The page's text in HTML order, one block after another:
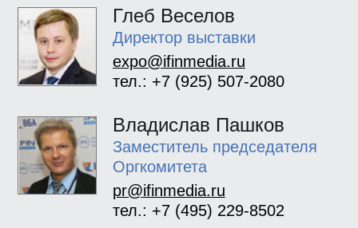
Глеб Веселов
Директор выставки
expo@ifinmedia.ru
тел.: +7 (925) 507-2080
Владислав Пашков
Заместитель председателя
Оргкомитета
pr@ifinmedia.ru
тел.: +7 (495) 229-8502